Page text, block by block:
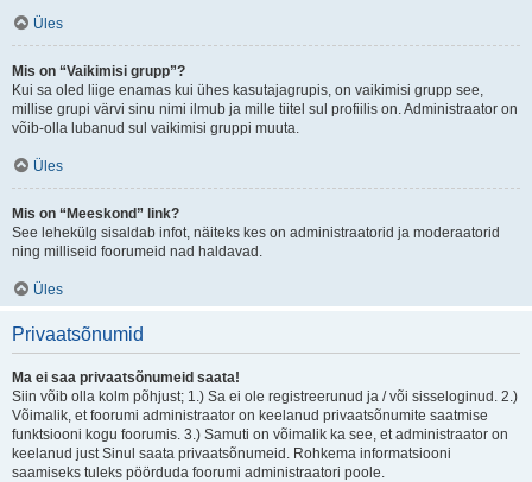
Üles
Mis on “Vaikimisi grupp”?
Kui sa oled liige enamas kui ühes kasutajagrupis, on vaikimisi grupp see,
millise grupi värvi sinu nimi ilmub ja mille tiitel sul profiilis on. Administraator on
võib-olla lubanud sul vaikimisi gruppi muuta.
Üles
Mis on “Meeskond” link?
See lehekülg sisaldab infot, näiteks kes on administraatorid ja moderaatorid
ning milliseid foorumeid nad haldavad.
Üles
Privaatsõnumid
Ma ei saa privaatsõnumeid saata!
Siin võib olla kolm põhjust; 1.) Sa ei ole registreerunud ja / või sisseloginud. 2.)
Võimalik, et foorumi administraator on keelanud privaatsõnumite saatmise
funktsiooni kogu foorumis. 3.) Samuti on võimalik ka see, et administraator on
keelanud just Sinul saata privaatsõnumeid. Rohkema informatsiooni
saamiseks tuleks pöörduda foorumi administraatori poole.